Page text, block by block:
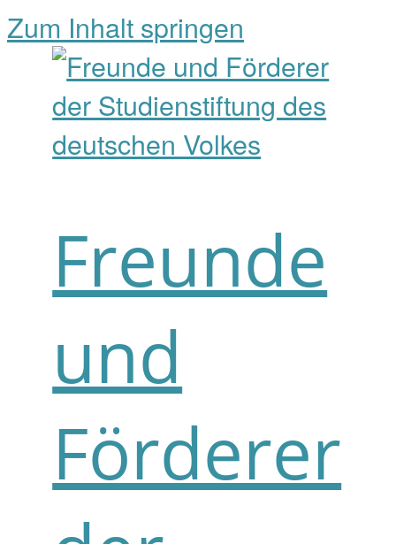
Zum Inhalt springen
Freunde
und
Förderer